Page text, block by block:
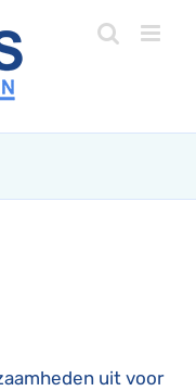
uit voor